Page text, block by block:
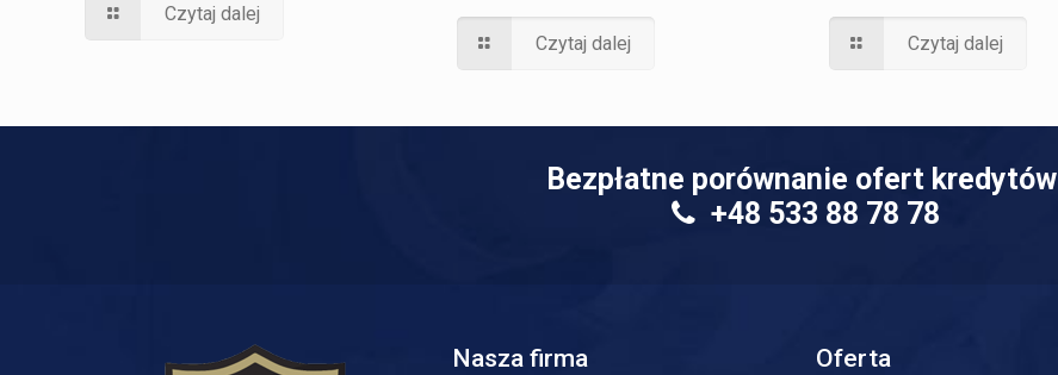
Czytaj dalej
Czytaj dalej Czytaj dalej
Bezpłatne porównanie ofert kredytów
+48 533 88 78 78
Nasza firma Oferta